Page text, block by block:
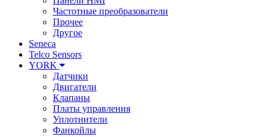
Частотные преобразователи
Прочее
Другое
Seneca
Telco Sensors
YORK
Датчики
Двигатели
Клапаны
Платы управления
Уплотнители
Фанкойлы